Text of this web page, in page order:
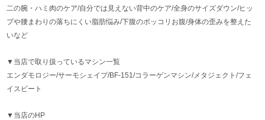
二の腕・ハミ肉のケア/自分では見えない背中のケア/全身のサイズダウン/ヒッ
プや腰まわりの落ちにくい脂肪悩み/下腹のポッコリお腹/身体の歪みを整えた
いなど
▼当店で取り扱っているマシン一覧
エンダモロジー/サーモシェイプ/BF-151/コラーゲンマシン/メタジェクト/フェ
イスビート
▼当店のHP